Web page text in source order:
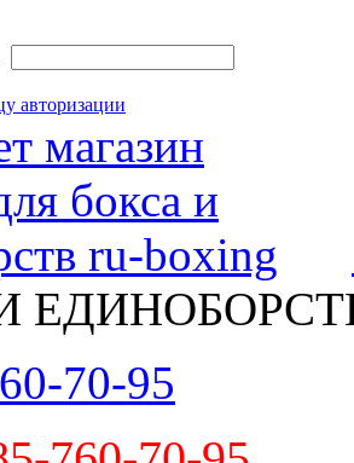
авторизации
70-95